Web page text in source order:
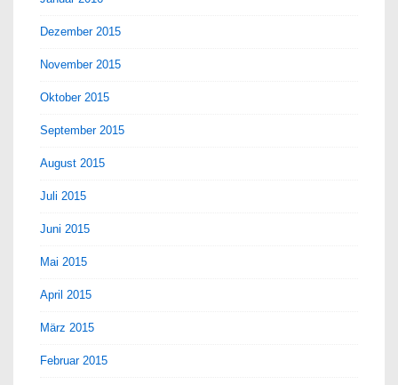
Dezember 2015
November 2015
Oktober 2015
September 2015
August 2015
Juli 2015
Juni 2015
Mai 2015
April 2015
März 2015
Februar 2015